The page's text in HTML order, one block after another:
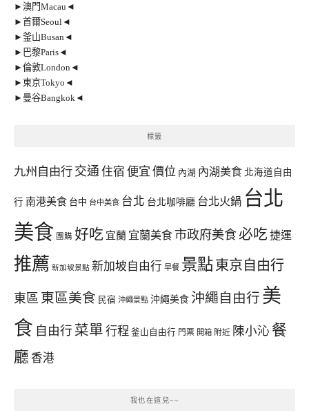
►澳門Macau◄
►首爾Seoul◄
►釜山Busan◄
►巴黎Paris◄
►倫敦London◄
►東京Tokyo◄
►曼谷Bangkok◄
標籤
九州自由行 交通 住宿 便宜 價位 內湖 內湖美食 北海道自由
行 南港美食 台中 台中美食 台北 台北咖啡廳 台北火鍋 台北
美食 團購 好吃 宜蘭 宜蘭美食 市政府美食必吃 捷運
推薦 新加坡景點 新加坡自由行 早餐 景點東京自由行
東區 東區美食 民宿 沖繩景點 沖繩美食 沖繩自由行 美
食 自由行 菜單 行程 釜山自由行 門票 開箱 附近 陳小沁 餐
廳 香港
我也在這兒~~